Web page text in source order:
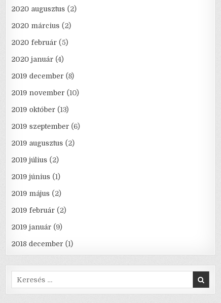
2020 augusztus (2)
2020 március (2)
2020 február (5)
2020 január (4)
2019 december (8)
2019 november (10)
2019 október (13)
2019 szeptember (6)
2019 augusztus (2)
2019 július (2)
2019 június (1)
2019 május (2)
2019 február (2)
2019 január (9)
2018 december (1)
Search
for: